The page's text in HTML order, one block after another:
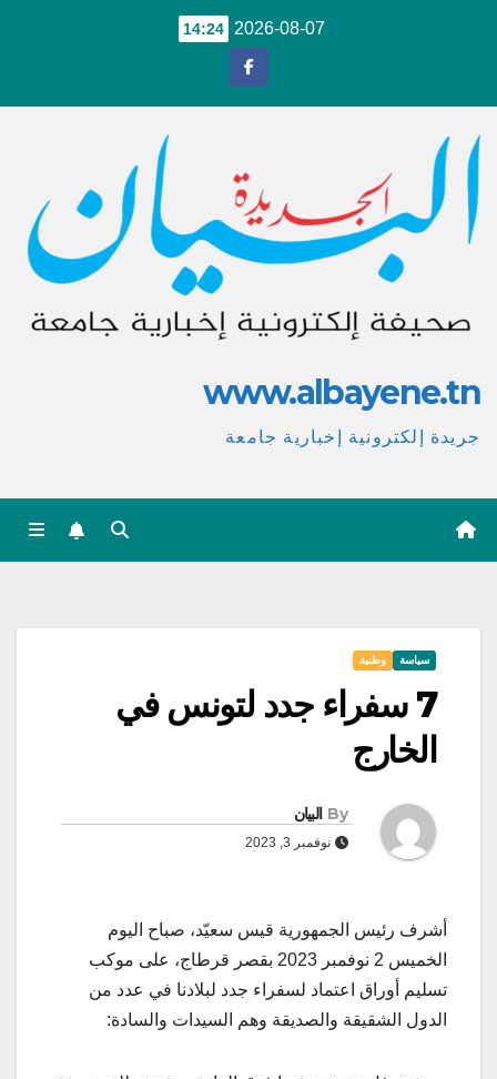
2026-08-07
14:24
www.albayene.tn
جريدة إلكترونية إخبارية جامعة
سياسة وطنية
7 سفراء جدد لتونس في
الخارج
By البيان
نوفمبر 3, 2023
أشرف رئيس الجمهورية قيس سعيّد، صباح اليوم
الخميس 2 نوفمبر 2023 بقصر قرطاج، على موكب
تسليم أوراق اعتماد لسفراء جدد لبلادنا في عدد من
الدول الشقيقة والصديقة وهم السيدات والسادة: